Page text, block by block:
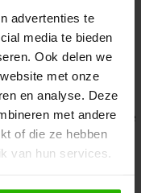
advertenties te
media te bieden
Ook delen we
met onze
en analyse. Deze
met andere
of die ze hebben
van hun services.
has occurred while
console for more